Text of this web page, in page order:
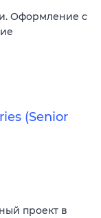
Оформление c
(Senior
проект в